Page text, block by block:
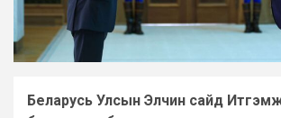
Беларусь Улсын Элчин сайд